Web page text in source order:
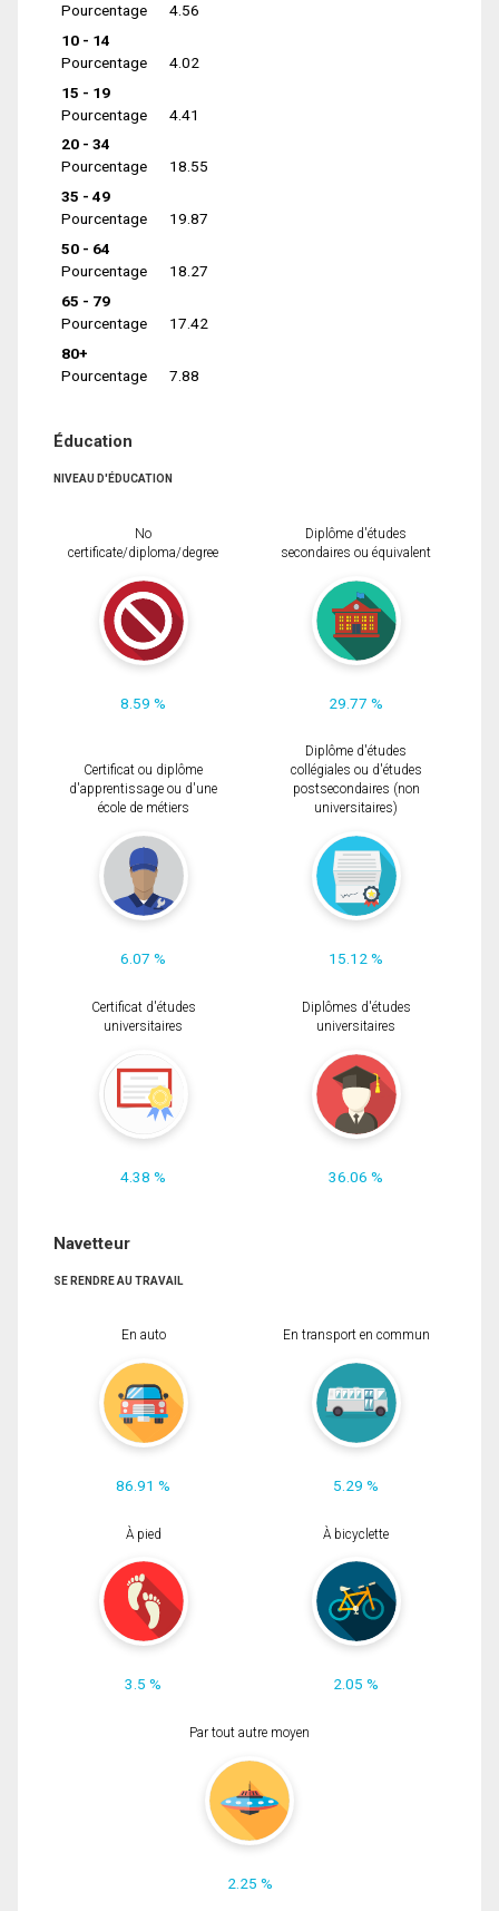
Pourcentage
4.56
10 - 14
Pourcentage
4.02
15 - 19
Pourcentage
4.41
20 - 34
Pourcentage
18.55
35 - 49
Pourcentage
19.87
50 - 64
Pourcentage
18.27
65 - 79
Pourcentage
17.42
80+
Pourcentage
7.88
Éducation
NIVEAU D'ÉDUCATION
No
certificate/diploma/degree
8.59 %
Diplôme d'études
secondaires ou équivalent
29.77 %
Certificat ou diplôme
d'apprentissage ou d'une
école de métiers
6.07 %
Diplôme d'études
collégiales ou d'études
postsecondaires (non
universitaires)
15.12 %
Certificat d'études
universitaires
4.38 %
Diplômes d'études
universitaires
36.06 %
Navetteur
SE RENDRE AU TRAVAIL
En auto
86.91 %
En transport en commun
5.29 %
À pied
3.5 %
À bicyclette
2.05 %
Par tout autre moyen
2.25 %